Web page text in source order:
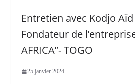
Entretien avec Kodjo
Fondateur de
AFRICA”- TOGO
25 janvier 2024